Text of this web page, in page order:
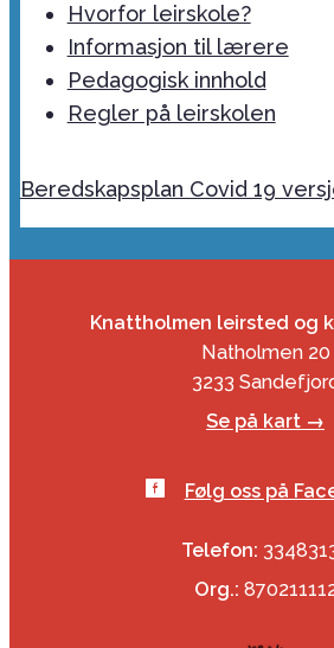
Hvorfor leirskole?
Informasjon til lærere
Pedagogisk innhold
Regler på leirskolen
Beredskapsplan Covid 19
Knattholmen leirsted og
Natholmen 20
3233
Se på kart →
Følg oss på
Telefon:
Org.: